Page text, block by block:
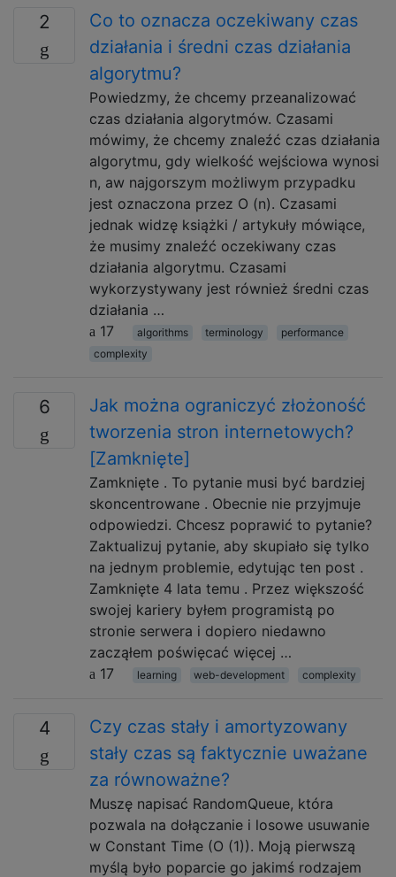
2
Co to oznacza oczekiwany czas
działania i średni czas działania
algorytmu?
Powiedzmy, że chcemy przeanalizować
czas działania algorytmów. Czasami
mówimy, że chcemy znaleźć czas działania
algorytmu, gdy wielkość wejściowa wynosi
n, aw najgorszym możliwym przypadku
jest oznaczona przez O (n). Czasami
jednak widzę książki / artykuły mówiące,
że musimy znaleźć oczekiwany czas
działania algorytmu. Czasami
wykorzystywany jest również średni czas
działania …
17
algorithms terminology
performance
complexity
6
Jak można ograniczyć złożoność
tworzenia stron internetowych?
[Zamknięte]
Zamknięte . To pytanie musi być bardziej
skoncentrowane . Obecnie nie przyjmuje
odpowiedzi. Chcesz poprawić to pytanie?
Zaktualizuj pytanie, aby skupiało się tylko
na jednym problemie, edytując ten post .
Zamknięte 4 lata temu . Przez większość
swojej kariery byłem programistą po
stronie serwera i dopiero niedawno
zacząłem poświęcać więcej …
17
learning web-development complexity
4
Czy czas stały i amortyzowany
stały czas są faktycznie uważane
za równoważne?
Muszę napisać RandomQueue, która
pozwala na dołączanie i losowe usuwanie
w Constant Time (O (1)). Moją pierwszą
myślą było poparcie go jakimś rodzajem